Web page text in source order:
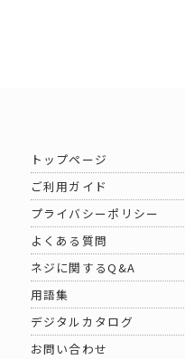
トップページ
ご利用ガイド
プライバシーポリシー
よくある質問
ネジに関するQ&A
用語集
デジタルカタログ
お問い合わせ